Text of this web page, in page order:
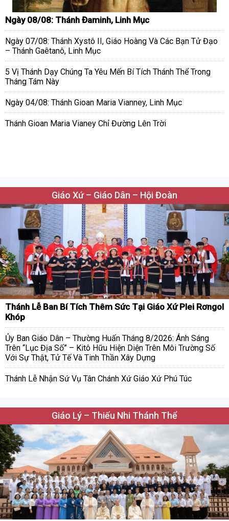
Ngày 08/08: Thánh Đaminh, Linh Mục
Ngày 07/08: Thánh Xystô II, Giáo Hoàng Và Các Bạn Tử Đạo
– Thánh Gaêtanô, Linh Mục
5 Vị Thánh Dạy Chúng Ta Yêu Mến Bí Tích Thánh Thể Trong
Tháng Tám Này
Ngày 04/08: Thánh Gioan Maria Vianney, Linh Mục
Thánh Gioan Maria Vianey Chỉ Đường Lên Trời
Giáo Xứ – Giáo Dân – Hội Đoàn
Thánh Lễ Ban Bí Tích Thêm Sức Tại Giáo Xứ Plei Rơngol
Khóp
Ủy Ban Giáo Dân – Thường Huấn Tháng 8/2026: Ánh Sáng
Trên “Lục Địa Số” – Kitô Hữu Hiện Diện Trên Môi Trường Số
Với Sự Thật, Tử Tế Và Tinh Thần Xây Dựng
Thánh Lễ Nhận Sứ Vụ Tân Chánh Xứ Giáo Xứ Phú Túc
Giáo Lý – Thiếu Nhi Thánh Thể